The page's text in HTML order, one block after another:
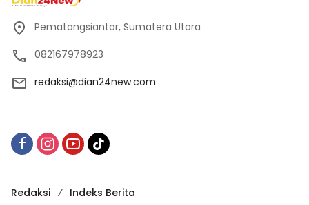
Pematangsiantar, Sumatera Utara
082167978923
redaksi@dian24new.com
Redaksi Indeks Berita